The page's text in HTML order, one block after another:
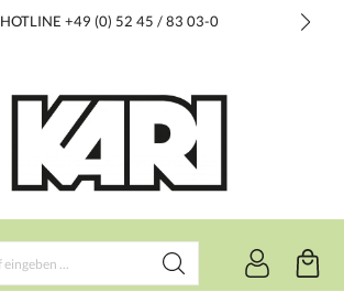
HOTLINE +49 (0) 52 45 / 83 03-0